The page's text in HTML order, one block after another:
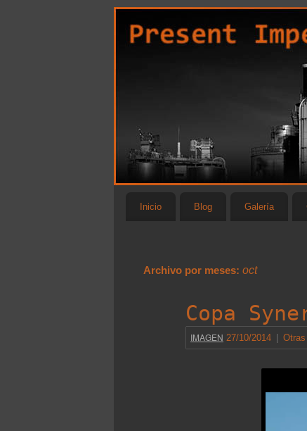
Inicio Blog Galería
Archivo por meses: oct
Copa
IMAGEN 27/10/2014